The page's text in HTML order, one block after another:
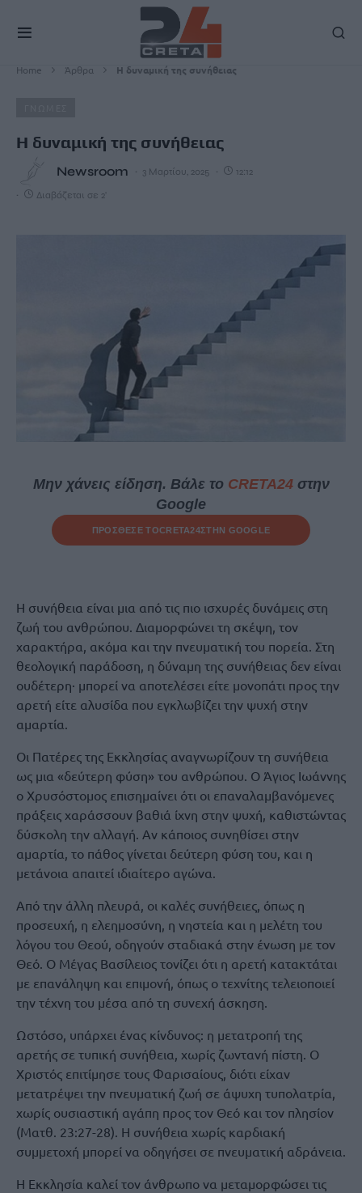
Home Άρθρα Η δυναμική της συνήθειας
Η δυναμική της συνήθειας
Newsroom 3 Μαρτίου, 2025 12:12
Διαβάζεται σε 2'
Μην χάνεις είδηση. Βάλε το CRETA24στην
Google
ΠΡΟΣΘΕΣΕ ΤΟCRETA24ΣΤΗΝ GOOGLE
Η συνήθεια είναι μια από τις πιο ισχυρές δυνάμεις στη
ζωή του ανθρώπου. Διαμορφώνει τη σκέψη, τον
χαρακτήρα, ακόμα και την πνευματική του πορεία. Στη
θεολογική παράδοση, η δύναμη της συνήθειας δεν είναι
ουδέτερη· μπορεί να αποτελέσει είτε μονοπάτι προς την
αρετή είτε αλυσίδα που εγκλωβίζει την ψυχή στην
αμαρτία.
Οι Πατέρες της Εκκλησίας αναγνωρίζουν τη συνήθεια
ως μια «δεύτερη φύση» του ανθρώπου. Ο Άγιος Ιωάννης
ο Χρυσόστομος επισημαίνει ότι οι επαναλαμβανόμενες
πράξεις χαράσσουν βαθιά ίχνη στην ψυχή, καθιστώντας
δύσκολη την αλλαγή. Αν κάποιος συνηθίσει στην
αμαρτία, το πάθος γίνεται δεύτερη φύση του, και η
μετάνοια απαιτεί ιδιαίτερο αγώνα.
Από την άλλη πλευρά, οι καλές συνήθειες, όπως η
προσευχή, η ελεημοσύνη, η νηστεία και η μελέτη του
λόγου του Θεού, οδηγούν σταδιακά στην ένωση με τον
Θεό. Ο Μέγας Βασίλειος τονίζει ότι η αρετή κατακτάται
με επανάληψη και επιμονή, όπως ο τεχνίτης τελειοποιεί
την τέχνη του μέσα από τη συνεχή άσκηση.
Ωστόσο, υπάρχει ένας κίνδυνος: η μετατροπή της
αρετής σε τυπική συνήθεια, χωρίς ζωντανή πίστη. Ο
Χριστός επιτίμησε τους Φαρισαίους, διότι είχαν
μετατρέψει την πνευματική ζωή σε άψυχη τυπολατρία,
χωρίς ουσιαστική αγάπη προς τον Θεό και τον πλησίον
(Ματθ. 23:27-28). Η συνήθεια χωρίς καρδιακή
συμμετοχή μπορεί να οδηγήσει σε πνευματική αδράνεια.
Η Εκκλησία καλεί τον άνθρωπο να μεταμορφώσει τις